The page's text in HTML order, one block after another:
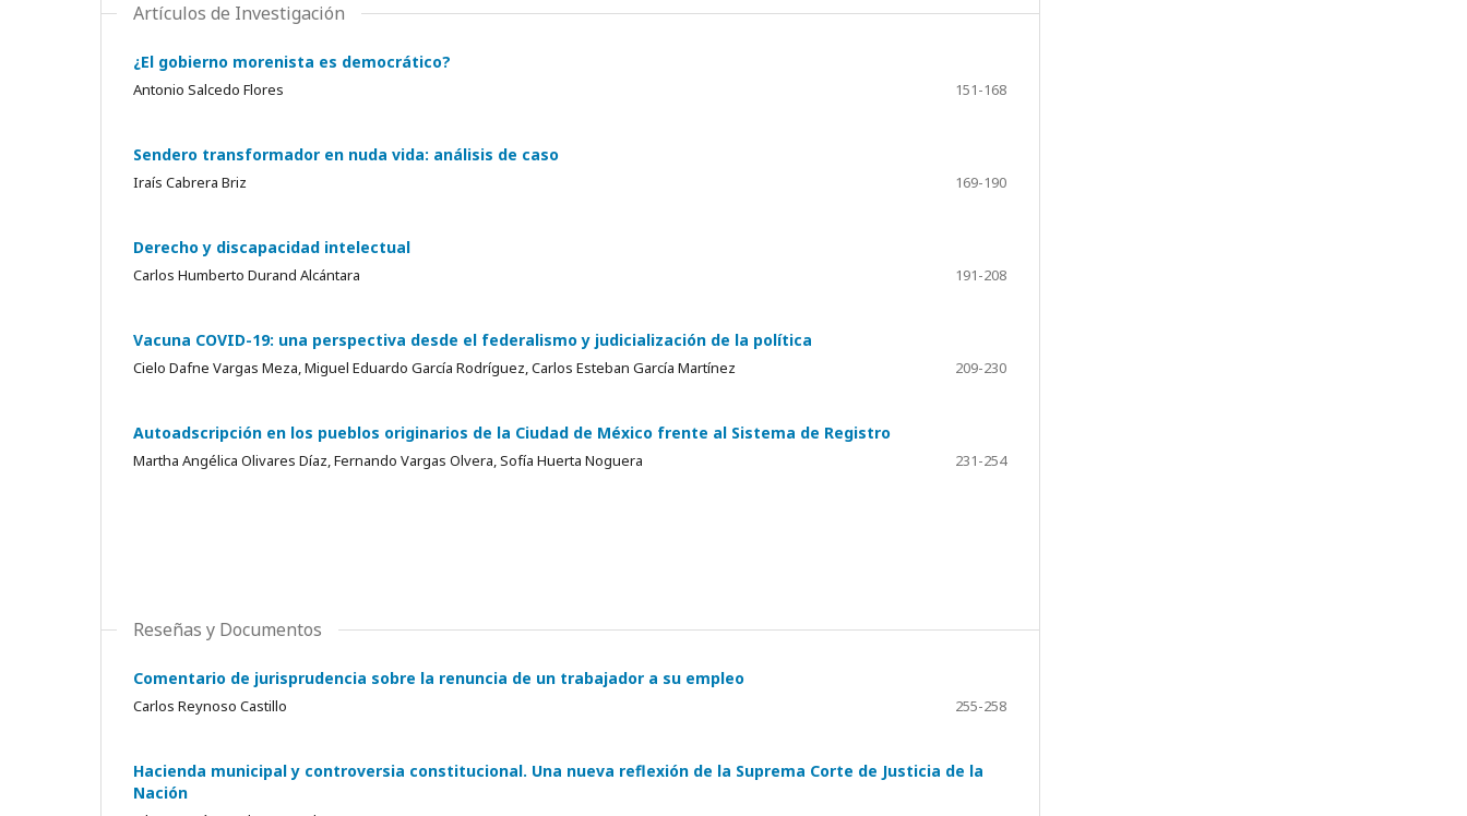
Artículos de Investigación
¿El gobierno morenista es democrático?
Antonio Salcedo Flores 151-168
Sendero transformador en nuda vida: análisis de caso
Iraís Cabrera Briz 169-190
Derecho y discapacidad intelectual
Carlos Humberto Durand Alcántara 191-208
Vacuna COVID-19: una perspectiva desde el federalismo y judicialización de la política
Cielo Dafne Vargas Meza, Miguel Eduardo García Rodríguez, Carlos Esteban García Martínez 209-230
Autoadscripción en los pueblos originarios de la Ciudad de México frente al Sistema de Registro
Martha Angélica Olivares Díaz, Fernando Vargas Olvera, Sofía Huerta Noguera 231-254
Reseñas y Documentos
Comentario de jurisprudencia sobre la renuncia de un trabajador a su empleo
Carlos Reynoso Castillo 255-258
Hacienda municipal y controversia constitucional. Una nueva reflexión de la Suprema Corte de Justicia de la
Nación